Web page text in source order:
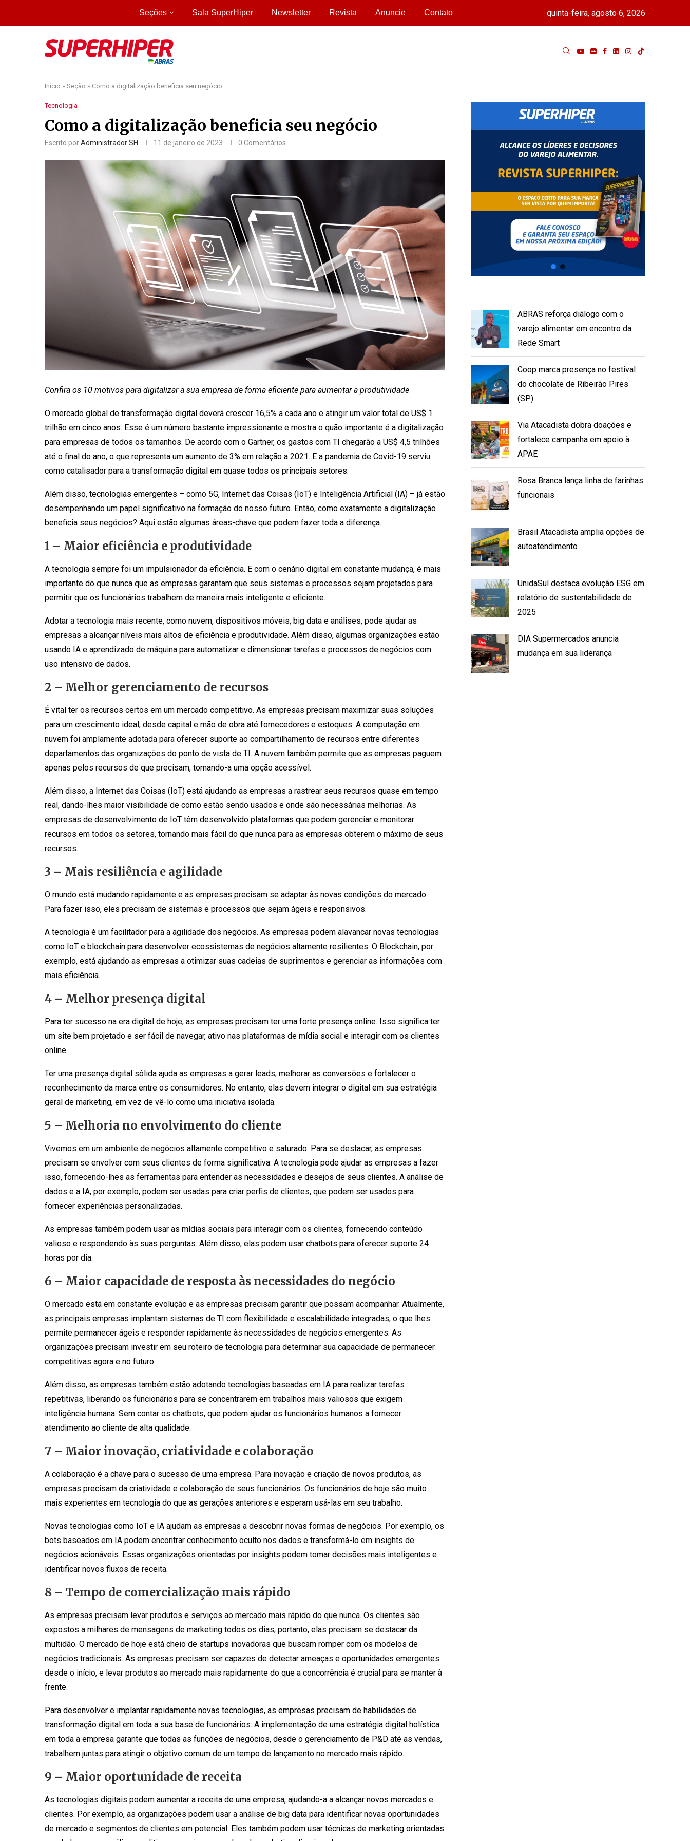
Seções Sala SuperHiper Newsletter Revista Anuncie Contato quinta-feira, agosto 6, 2026
Início » Seção » Como a digitalização beneficia seu negócio
Tecnologia
Como a digitalização beneficia seu negócio
Escrito porAdministrador SH 11 de janeiro de 2023 0 Comentários
Confira os 10 motivos para digitalizar a sua empresa de forma eficiente para aumentar a produtividade
O mercado global de transformação digital deverá crescer 16,5% a cada ano e atingir um valor total de US$ 1
trilhão em cinco anos. Esse é um número bastante impressionante e mostra o quão importante é a digitalização
para empresas de todos os tamanhos. De acordo com o Gartner, os gastos com TI chegarão a US$ 4,5 trilhões
até o final do ano, o que representa um aumento de 3% em relação a 2021. E a pandemia de Covid-19 serviu
como catalisador para a transformação digital em quase todos os principais setores.
Além disso, tecnologias emergentes – como 5G, Internet das Coisas (IoT) e Inteligência Artificial (IA) – já estão
desempenhando um papel significativo na formação do nosso futuro. Então, como exatamente a digitalização
beneficia seus negócios? Aqui estão algumas áreas-chave que podem fazer toda a diferença.
1 – Maior eficiência e produtividade
A tecnologia sempre foi um impulsionador da eficiência. E com o cenário digital em constante mudança, é mais
importante do que nunca que as empresas garantam que seus sistemas e processos sejam projetados para
permitir que os funcionários trabalhem de maneira mais inteligente e eficiente.
Adotar a tecnologia mais recente, como nuvem, dispositivos móveis, big data e análises, pode ajudar as
empresas a alcançar níveis mais altos de eficiência e produtividade. Além disso, algumas organizações estão
usando IA e aprendizado de máquina para automatizar e dimensionar tarefas e processos de negócios com
uso intensivo de dados.
2 – Melhor gerenciamento de recursos
É vital ter os recursos certos em um mercado competitivo. As empresas precisam maximizar suas soluções
para um crescimento ideal, desde capital e mão de obra até fornecedores e estoques. A computação em
nuvem foi amplamente adotada para oferecer suporte ao compartilhamento de recursos entre diferentes
departamentos das organizações do ponto de vista de TI. A nuvem também permite que as empresas paguem
apenas pelos recursos de que precisam, tornando-a uma opção acessível.
Além disso, a Internet das Coisas (IoT) está ajudando as empresas a rastrear seus recursos quase em tempo
real, dando-lhes maior visibilidade de como estão sendo usados e onde são necessárias melhorias. As
empresas de desenvolvimento de IoT têm desenvolvido plataformas que podem gerenciar e monitorar
recursos em todos os setores, tornando mais fácil do que nunca para as empresas obterem o máximo de seus
recursos.
3 – Mais resiliência e agilidade
O mundo está mudando rapidamente e as empresas precisam se adaptar às novas condições do mercado.
Para fazer isso, eles precisam de sistemas e processos que sejam ágeis e responsivos.
A tecnologia é um facilitador para a agilidade dos negócios. As empresas podem alavancar novas tecnologias
como IoT e blockchain para desenvolver ecossistemas de negócios altamente resilientes. O Blockchain, por
exemplo, está ajudando as empresas a otimizar suas cadeias de suprimentos e gerenciar as informações com
mais eficiência.
4 – Melhor presença digital
Para ter sucesso na era digital de hoje, as empresas precisam ter uma forte presença online. Isso significa ter
um site bem projetado e ser fácil de navegar, ativo nas plataformas de mídia social e interagir com os clientes
online.
Ter uma presença digital sólida ajuda as empresas a gerar leads, melhorar as conversões e fortalecer o
reconhecimento da marca entre os consumidores. No entanto, elas devem integrar o digital em sua estratégia
geral de marketing, em vez de vê-lo como uma iniciativa isolada.
5 – Melhoria no envolvimento do cliente
Vivemos em um ambiente de negócios altamente competitivo e saturado. Para se destacar, as empresas
precisam se envolver com seus clientes de forma significativa. A tecnologia pode ajudar as empresas a fazer
isso, fornecendo-lhes as ferramentas para entender as necessidades e desejos de seus clientes. A análise de
dados e a IA, por exemplo, podem ser usadas para criar perfis de clientes, que podem ser usados para
fornecer experiências personalizadas.
As empresas também podem usar as mídias sociais para interagir com os clientes, fornecendo conteúdo
valioso e respondendo às suas perguntas. Além disso, elas podem usar chatbots para oferecer suporte 24
horas por dia.
6 – Maior capacidade de resposta às necessidades do negócio
O mercado está em constante evolução e as empresas precisam garantir que possam acompanhar. Atualmente,
as principais empresas implantam sistemas de TI com flexibilidade e escalabilidade integradas, o que lhes
permite permanecer ágeis e responder rapidamente às necessidades de negócios emergentes. As
organizações precisam investir em seu roteiro de tecnologia para determinar sua capacidade de permanecer
competitivas agora e no futuro.
Além disso, as empresas também estão adotando tecnologias baseadas em IA para realizar tarefas
repetitivas, liberando os funcionários para se concentrarem em trabalhos mais valiosos que exigem
inteligência humana. Sem contar os chatbots, que podem ajudar os funcionários humanos a fornecer
atendimento ao cliente de alta qualidade.
7 – Maior inovação, criatividade e colaboração
A colaboração é a chave para o sucesso de uma empresa. Para inovação e criação de novos produtos, as
empresas precisam da criatividade e colaboração de seus funcionários. Os funcionários de hoje são muito
mais experientes em tecnologia do que as gerações anteriores e esperam usá-las em seu trabalho.
Novas tecnologias como IoT e IA ajudam as empresas a descobrir novas formas de negócios. Por exemplo, os
bots baseados em IA podem encontrar conhecimento oculto nos dados e transformá-lo em insights de
negócios acionáveis. Essas organizações orientadas por insights podem tomar decisões mais inteligentes e
identificar novos fluxos de receita.
8 – Tempo de comercialização mais rápido
As empresas precisam levar produtos e serviços ao mercado mais rápido do que nunca. Os clientes são
expostos a milhares de mensagens de marketing todos os dias, portanto, elas precisam se destacar da
multidão. O mercado de hoje está cheio de startups inovadoras que buscam romper com os modelos de
negócios tradicionais. As empresas precisam ser capazes de detectar ameaças e oportunidades emergentes
desde o início, e levar produtos ao mercado mais rapidamente do que a concorrência é crucial para se manter à
frente.
Para desenvolver e implantar rapidamente novas tecnologias, as empresas precisam de habilidades de
transformação digital em toda a sua base de funcionários. A implementação de uma estratégia digital holística
em toda a empresa garante que todas as funções de negócios, desde o gerenciamento de P&D até as vendas,
trabalhem juntas para atingir o objetivo comum de um tempo de lançamento no mercado mais rápido.
9 – Maior oportunidade de receita
As tecnologias digitais podem aumentar a receita de uma empresa, ajudando-a a alcançar novos mercados e
clientes. Por exemplo, as organizações podem usar a análise de big data para identificar novas oportunidades
de mercado e segmentos de clientes em potencial. Eles também podem usar técnicas de marketing orientadas
ABRAS reforça diálogo com o
varejo alimentar em encontro da
Rede Smart
Coop marca presença no festival
do chocolate de Ribeirão Pires
(SP)
Via Atacadista dobra doações e
fortalece campanha em apoio à
APAE
Rosa Branca lança linha de farinhas
funcionais
Brasil Atacadista amplia opções de
autoatendimento
UnidaSul destaca evolução ESG em
relatório de sustentabilidade de
2025
DIA Supermercados anuncia
mudança em sua liderança